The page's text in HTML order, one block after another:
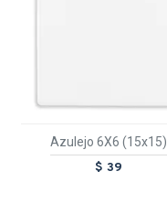
Azulejo 6X6 (15x15)
$ 39